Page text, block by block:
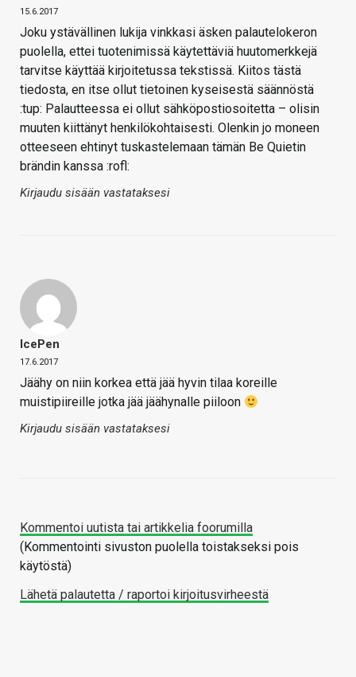
15.6.2017
Joku ystävällinen lukija vinkkasi äsken palautelokeron
puolella, ettei tuotenimissä käytettäviä huutomerkkejä
tarvitse käyttää kirjoitetussa tekstissä. Kiitos tästä
tiedosta, en itse ollut tietoinen kyseisestä säännöstä
:tup: Palautteessa ei ollut sähköpostiosoitetta – olisin
muuten kiittänyt henkilökohtaisesti. Olenkin jo moneen
otteeseen ehtinyt tuskastelemaan tämän Be Quietin
brändin kanssa :rofl:
Kirjaudu sisään vastataksesi
IcePen
17.6.2017
Jäähy on niin korkea että jää hyvin tilaa koreille
muistipiireille jotka jää jäähynalle piiloon
Kirjaudu sisään vastataksesi
Kommentoi uutista tai artikkelia foorumilla
(Kommentointi sivuston puolella toistakseksi pois
käytöstä)
Lähetä palautetta / raportoi kirjoitusvirheestä